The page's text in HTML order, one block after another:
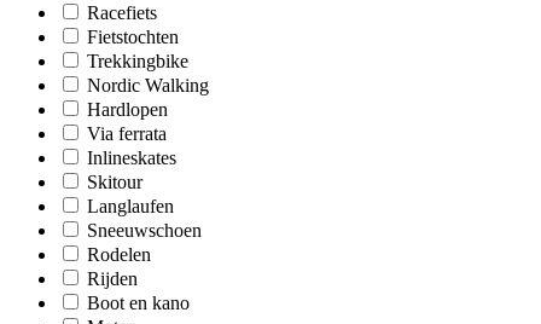
Racefiets
Fietstochten
Trekkingbike
Nordic Walking
Hardlopen
Via ferrata
Inlineskates
Skitour
Langlaufen
Sneeuwschoen
Rodelen
Rijden
Boot en kano